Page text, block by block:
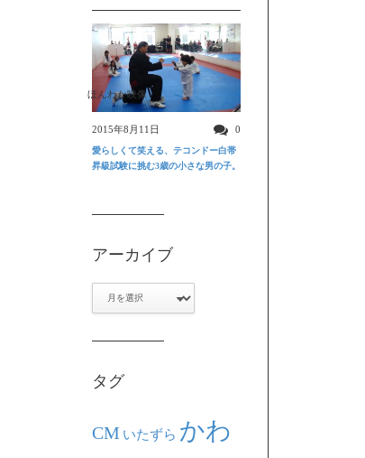
ほんわか映像
2015年8月11日 0
愛らしくて笑える、テコンドー白帯
昇級試験に挑む3歳の小さな男の子。
アーカイブ
タグ
CM いたずら かわ